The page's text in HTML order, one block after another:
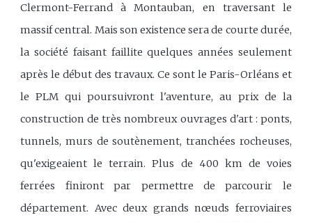
Clermont-Ferrand à Montauban, en traversant le
massif central. Mais son existence sera de courte durée,
la société faisant faillite quelques années seulement
après le début des travaux. Ce sont le Paris-Orléans et
le PLM qui poursuivront l'aventure, au prix de la
construction de très nombreux ouvrages d'art : ponts,
tunnels, murs de soutènement, tranchées rocheuses,
qu'exigeaient le terrain. Plus de 400 km de voies
ferrées finiront par permettre de parcourir le
département. Avec deux grands nœuds ferroviaires